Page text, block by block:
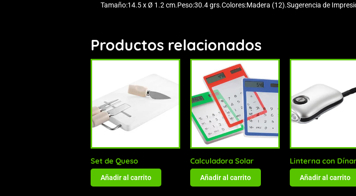
Tamaño:14.5 x Ø 1.2 cm.Peso:30.4 grs.Colores:Madera (12).Sugerencia de
Productos relacionados
Set de Queso
Añadir al carrito
Calculadora Solar
Añadir al carrito
Linterna con
Añadir al carrito